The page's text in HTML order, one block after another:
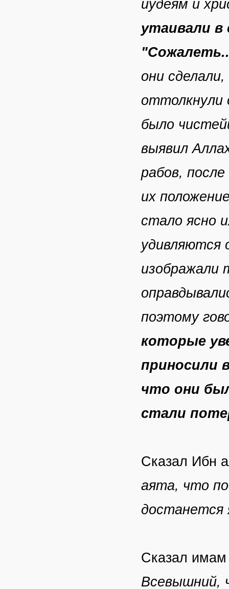
иудеям и
утаивали в
они
оттолкнули
было
выявил
рабов,
их
стало ясно
удивляются
изображали
поэтому
которые
приносили
что они
стали
Сказал Ибн
аята, что
достанется
Сказал
Всевышний,